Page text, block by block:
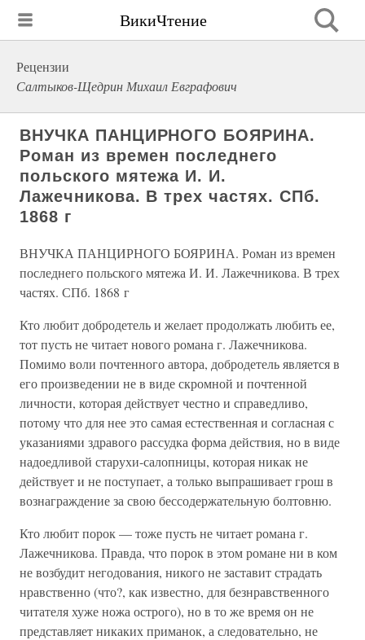
ВикиЧтение
Рецензии
Салтыков-Щедрин Михаил Евграфович
ВНУЧКА ПАНЦИРНОГО БОЯРИНА.
Роман из времен последнего
польского мятежа И. И.
Лажечникова. В трех частях. СПб.
1868 г
ВНУЧКА ПАНЦИРНОГО БОЯРИНА. Роман из времен
последнего польского мятежа И. И. Лажечникова. В трех
частях. СПб. 1868 г
Кто любит добродетель и желает продолжать любить ее,
тот пусть не читает нового романа г. Лажечникова.
Помимо воли почтенного автора, добродетель является в
его произведении не в виде скромной и почтенной
личности, которая действует честно и справедливо,
потому что для нее это самая естественная и согласная с
указаниями здравого рассудка форма действия, но в виде
надоедливой старухи-салопницы, которая никак не
действует и не поступает, а только выпрашивает грош в
вознаграждение за свою бессодержательную болтовню.
Кто любит порок — тоже пусть не читает романа г.
Лажечникова. Правда, что порок в этом романе ни в ком
не возбудит негодования, никого не заставит страдать
нравственно (что?, как известно, для безнравственного
читателя хуже ножа острого), но в то же время он не
представляет никаких приманок, а следовательно, не